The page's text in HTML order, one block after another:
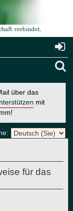
über das
mit
für das